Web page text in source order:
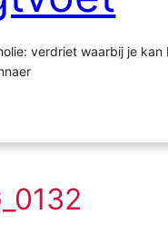
verdriet waarbij je kan